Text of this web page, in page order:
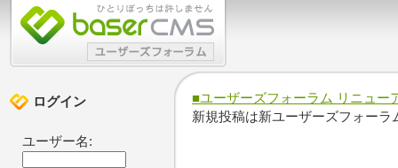
■ユーザーズフォーラム リニュー
新規投稿は新ユーザーズフォーラ
ログイン
ユーザー名: